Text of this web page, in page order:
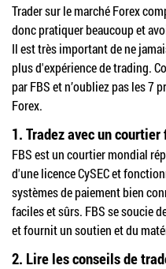
Trader sur le marché Forex
donc pratiquer beaucoup et
Il est très important de ne
plus d'expérience de trading.
par FBS et n’oubliez pas les 7
Forex.
1. Tradez avec un
FBS est un courtier mondial
d'une licence CySEC et
systèmes de paiement bien
faciles et sûrs. FBS se soucie
et fournit un soutien et du
2. Lire les conseils de